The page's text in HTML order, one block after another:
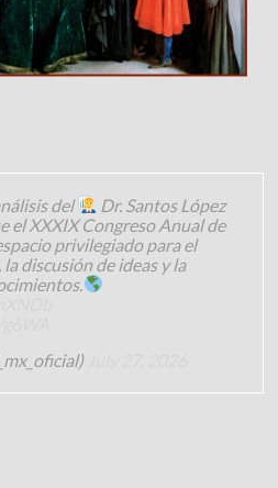
del
Dr. Santos López
el XXXIX Congreso Anual de
privilegiado para el
discusión de ideas y la